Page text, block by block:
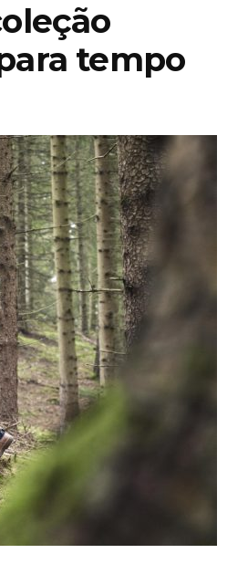
STIHL
encerra 2025
com faturação
acima dos 5,4
mil milhões e
acelera
transformação
para tecnologia
a bateria
27 de Maio de 2026
CONTINUE READING
tempo